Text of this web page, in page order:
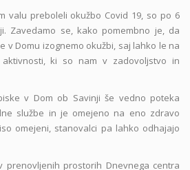
valu preboleli okužbo Covid 19, so po 6
Zavedamo se, kako pomembno je, da
v Domu izognemo okužbi, saj lahko le na
ki so nam v zadovoljstvo in
v Dom ob Savinji še vedno poteka
službe in je omejeno na eno zdravo
omejeni, stanovalci pa lahko odhajajo
prenovljenih prostorih Dnevnega centra